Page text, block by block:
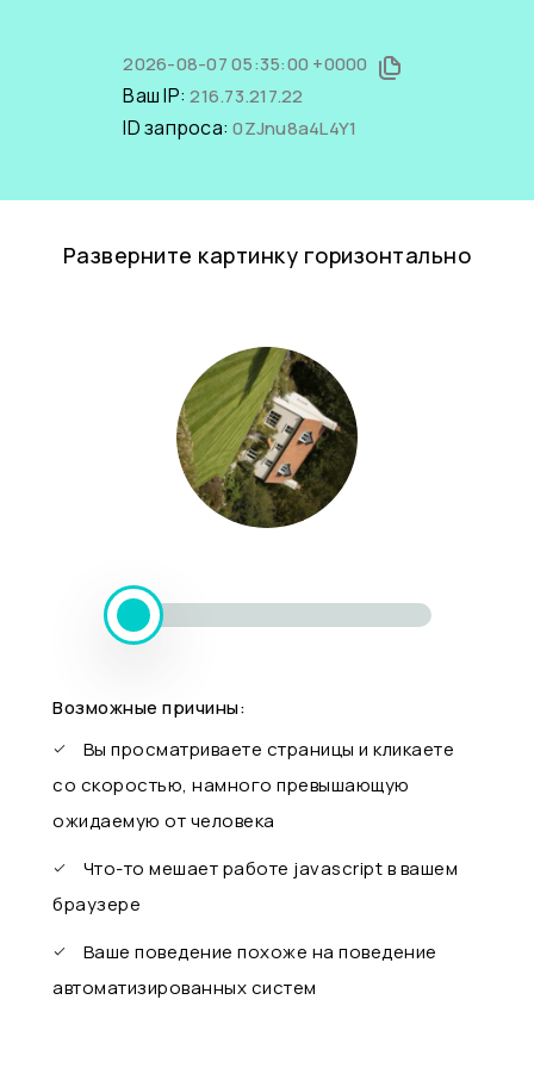
2026-08-07 05:35:00 +0000
Ваш IP:216.73.217.22
ID запроса:0ZJnu8a4L4Y1
Разверните картинку горизонтально
Возможные причины:
Вы просматриваете страницы и кликаете
со скоростью, намного превышающую
ожидаемую от человека
Что-то мешает работе javascript в вашем
браузере
Ваше поведение похоже на поведение
автоматизированных систем